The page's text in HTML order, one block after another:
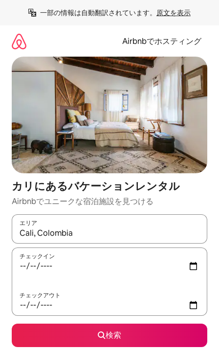
一部の情報は自動翻訳されています。 原文を表示
Airbnbでホスティング
カリにあるバケーションレンタル
Airbnbでユニークな宿泊施設を見つける
エリア
検索結果が表示されたら、上下の矢印キーを使って移動するか
チェックイン
チェックアウト
検索